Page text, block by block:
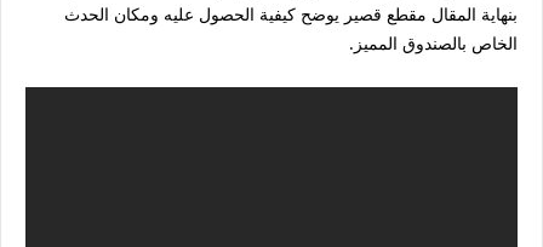
بنهاية المقال مقطع قصير يوضح كيفية الحصول عليه ومكان الحدث
الخاص بالصندوق المميز.